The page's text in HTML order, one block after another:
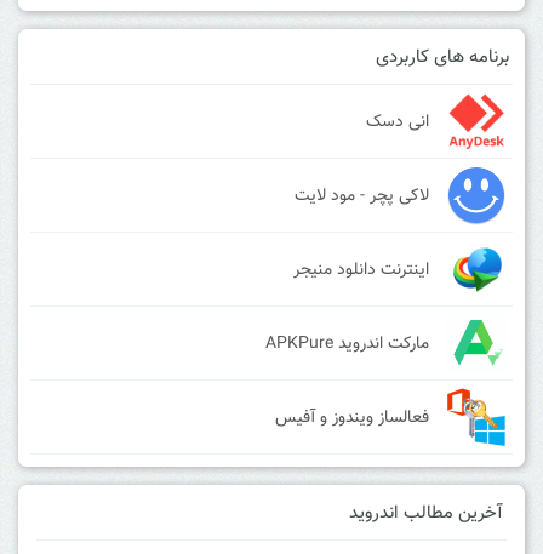
برنامه های کاربردی
انی دسک
لاکی پچر - مود لایت
اینترنت دانلود منیجر
مارکت اندروید APKPure
فعالساز ویندوز و آفیس
آخرین مطالب اندروید